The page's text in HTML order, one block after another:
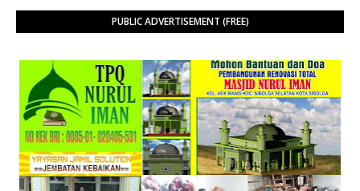
PUBLIC ADVERTISEMENT (FREE)